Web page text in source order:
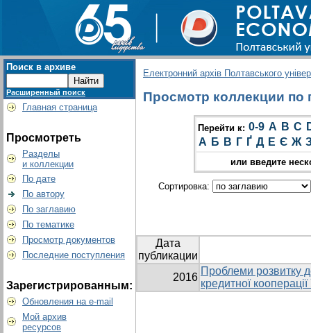
Поиск в архиве
Расширенный поиск
Главная страница
Просмотреть
Разделы
и коллекции
По дате
По автору
По заглавию
По тематике
Просмотр документов
Последние поступления
Зарегистрированным:
Обновления на e-mail
Мой архив
ресурсов
Електронний архів Полтавського
Просмотр коллекции по
Перейти к: 0-9 A B C
А Б В Г Ґ Д Е Є Ж
или введите
Сортировка:
Дата
публикации
2016
Проблеми розвитку
кредитної кооперації